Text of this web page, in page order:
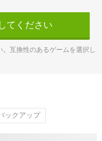
てください
互換性のあるゲームを選択し
ックアップ